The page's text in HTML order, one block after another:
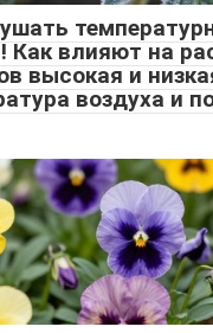
Как влияют на
высокая и
воздуха и